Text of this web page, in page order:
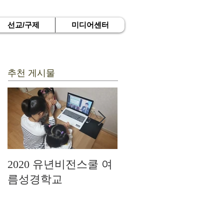
선교/구제 미디어센터
추천 게시물
2020 유년비전스쿨 여
름성경학교